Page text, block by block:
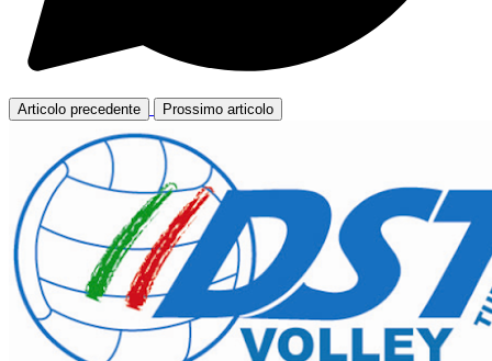
Articolo precedente Prossimo articolo